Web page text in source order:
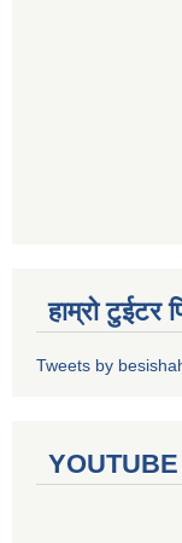
हाम्रो टुईटर
Tweets by